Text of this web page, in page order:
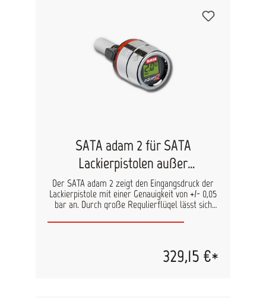
SATA adam 2 für SATA
Lackierpistolen außer
SATAminijet
Der SATA adam 2 zeigt den Eingangsdruck der
Lackierpistole mit einer Genauigkeit von +/- 0,05
bar an. Durch große Regulierflügel lässt sich
Lackierpistolen können mit SATA adam 2
Druck immer im Blick, was maßgeblich zur
Sicherstellung von Farbtongenauigkeit und
329,15 €*